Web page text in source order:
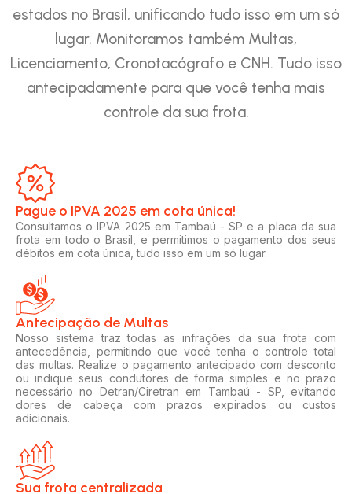
estados no Brasil, unificando tudo isso em um só
lugar. Monitoramos também Multas,
Licenciamento, Cronotacógrafo e CNH. Tudo isso
antecipadamente para que você tenha mais
controle da sua frota.
Pague o IPVA 2025 em cota única!​
Consultamos o IPVA 2025 em Tambaú - SP e a placa da sua
frota em todo o Brasil, e permitimos o pagamento dos seus
débitos em cota única, tudo isso em um só lugar.
Antecipação de Multas
Nosso sistema traz todas as infrações da sua frota com
antecedência, permitindo que você tenha o controle total
das multas. Realize o pagamento antecipado com desconto
ou indique seus condutores de forma simples e no prazo
necessário no Detran/Ciretran em Tambaú - SP, evitando
dores de cabeça com prazos expirados ou custos
adicionais.
Sua frota centralizada​